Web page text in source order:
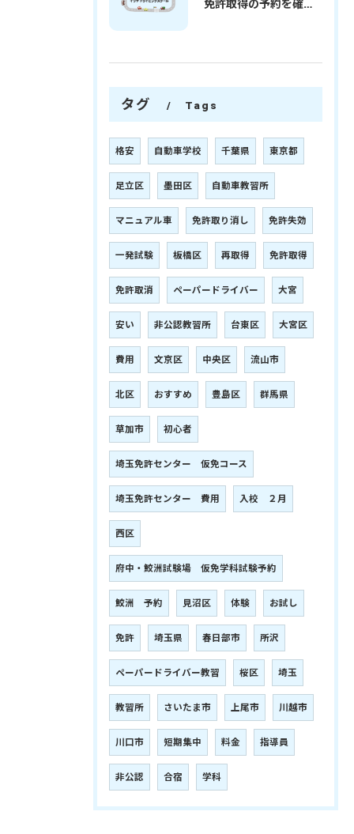
免許取得の予約を確実に取るための最新ガイドと一発試験合格の実践法
タグ Tags
格安 自動車学校 千葉県 東京都
足立区 墨田区 自動車教習所
マニュアル車 免許取り消し 免許失効
一発試験 板橋区 再取得 免許取得
免許取消 ペーパードライバー 大宮
安い 非公認教習所 台東区 大宮区
費用 文京区 中央区 流山市
北区 おすすめ 豊島区 群馬県
草加市 初心者
埼玉免許センター 仮免コース
埼玉免許センター 費用 入校 ２月
西区
府中・鮫洲試験場 仮免学科試験予約
鮫洲 予約 見沼区 体験 お試し
免許 埼玉県 春日部市 所沢
ペーパードライバー教習 桜区 埼玉
教習所 さいたま市 上尾市 川越市
川口市 短期集中 料金 指導員
非公認 合宿 学科